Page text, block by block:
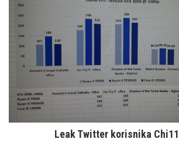
Leak Twitter korisnika